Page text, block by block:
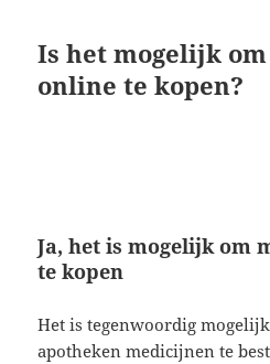
Is het mogelijk
online te kopen?
Ja, het is mogelijk om
te kopen
Het is tegenwoordig
apotheken medicijnen te